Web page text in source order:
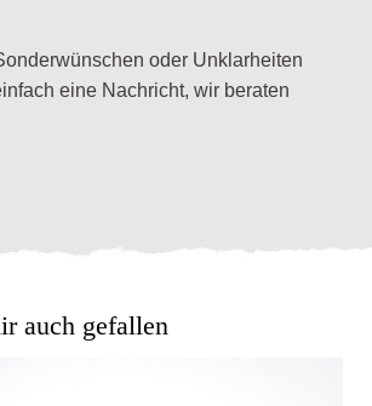
oder Unklarheiten
eine Nachricht, wir beraten
auch gefallen